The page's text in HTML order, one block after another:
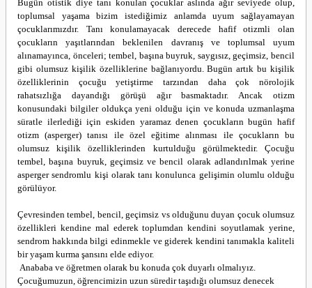
Bugün otistik diye tanı konulan çocuklar aslında ağır seviyede olup,
toplumsal yaşama bizim istediğimiz anlamda uyum sağlayamayan
çocuklarımızdır. Tanı konulamayacak derecede hafif otizmli olan
çocukların yaşıtlarından beklenilen davranış ve toplumsal uyum
alınamayınca, önceleri; tembel, başına buyruk, saygısız, geçimsiz, bencil
gibi olumsuz kişilik özelliklerine bağlanıyordu. Bugün artık bu kişilik
özelliklerinin çocuğu yetiştirme tarzından daha çok nörolojik
rahatsızlığa dayandığı görüşü ağır basmaktadır. Ancak otizm
konusundaki bilgiler oldukça yeni olduğu için ve konuda uzmanlaşma
süratle ilerlediği için eskiden yaramaz denen çocukların bugün hafif
otizm (asperger) tanısı ile özel eğitime alınması ile çocukların bu
olumsuz kişilik özelliklerinden kurtulduğu görülmektedir. Çocuğu
tembel, başına buyruk, geçimsiz ve bencil olarak adlandırılmak yerine
asperger sendromlu kişi olarak tanı konulunca gelişimin olumlu olduğu
görülüyor.
Çevresinden tembel, bencil, geçimsiz vs olduğunu duyan çocuk olumsuz
özellikleri kendine mal ederek toplumdan kendini soyutlamak yerine,
sendrom hakkında bilgi edinmekle ve giderek kendini tanımakla kaliteli
bir yaşam kurma şansını elde ediyor.
Anababa ve öğretmen olarak bu konuda çok duyarlı olmalıyız.
Çocuğumuzun, öğrencimizin uzun süredir taşıdığı olumsuz denecek